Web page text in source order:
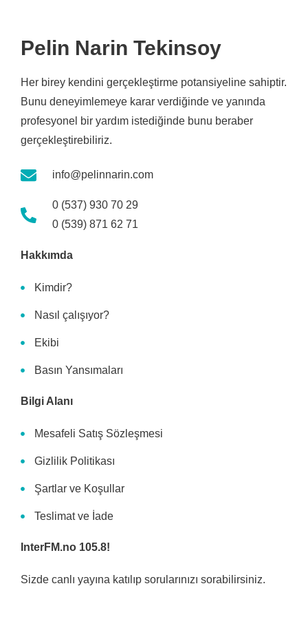
Pelin Narin Tekinsoy
Her birey kendini gerçekleştirme potansiyeline sahiptir.
Bunu deneyimlemeye karar verdiğinde ve yanında
profesyonel bir yardım istediğinde bunu beraber
gerçekleştirebiliriz.
info@pelinnarin.com
0 (537) 930 70 29
0 (539) 871 62 71
Hakkımda
Kimdir?
Nasıl çalışıyor?
Ekibi
Basın Yansımaları
Bilgi Alanı
Mesafeli Satış Sözleşmesi
Gizlilik Politikası
Şartlar ve Koşullar
Teslimat ve İade
InterFM.no 105.8!
Sizde canlı yayına katılıp sorularınızı sorabilirsiniz.